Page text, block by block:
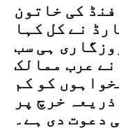
فنڈ کی خاتون
نے کل کہا
ہی سب
عرب ممالک
کو کم
خرچ پر
دعوت دی ہے۔